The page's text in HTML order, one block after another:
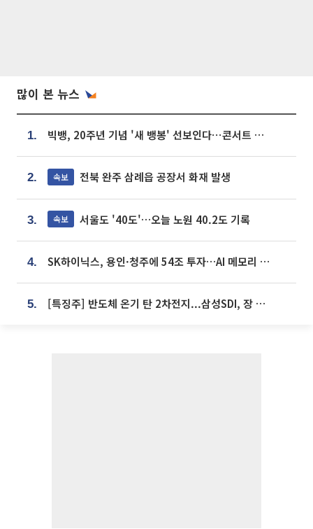
많이 본 뉴스
1. 빅뱅, 20주년 기념 '새 뱅봉' 선보인다⋯콘서트 앞두고 팝업 개최
2. 속보 전북 완주 삼례읍 공장서 화재 발생
3. 속보 서울도 '40도'…오늘 노원 40.2도 기록
4. SK하이닉스, 용인·청주에 54조 투자…AI 메모리 생산기지 키운다
5. [특징주] 반도체 온기 탄 2차전지...삼성SDI, 장 초반 7% 넘게 껑충